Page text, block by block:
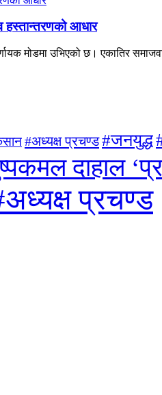
हस्तान्तरणको आधार
उभिएको छ। एकातिर
#अध्यक्ष प्रचण्ड#जनयुद्ध
दाहाल
प्रचण्ड